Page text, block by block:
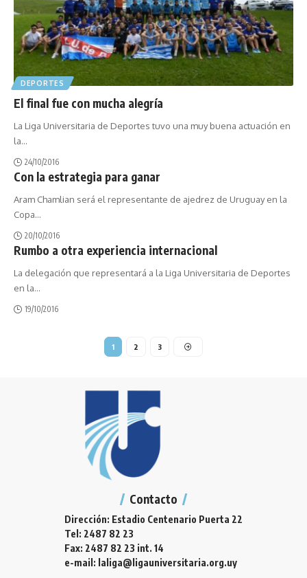
DEPORTES
El final fue con mucha alegría
La Liga Universitaria de Deportes tuvo una muy buena actuación en
la…
24/10/2016
Con la estrategia para ganar
Aram Chamlian será el representante de ajedrez de Uruguay en la
Copa…
20/10/2016
Rumbo a otra experiencia internacional
La delegación que representará a la Liga Universitaria de Deportes
en la…
19/10/2016
1 2 3
Contacto
Dirección: Estadio Centenario Puerta 22
Tel: 2487 82 23
Fax: 2487 82 23 int. 14
e-mail: laliga@ligauniversitaria.org.uy